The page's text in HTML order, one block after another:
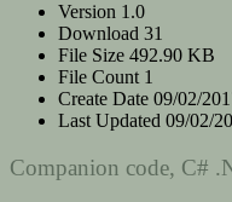
Version 1.0
Download 31
File Size 492.90 KB
File Count 1
Create Date 09/02/
Last Updated 09/02/
Companion code, C#